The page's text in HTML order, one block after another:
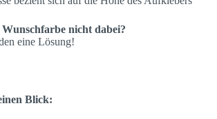
nicht dabei?
eine Lösung!
Blick: